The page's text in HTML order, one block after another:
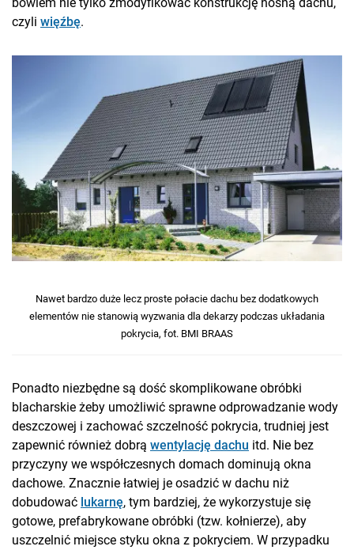
czyli więźbę.
Nawet bardzo duże lecz proste połacie dachu bez dodatkowych
elementów nie stanowią wyzwania dla dekarzy podczas układania
pokrycia, fot. BMI BRAAS
Ponadto niezbędne są dość skomplikowane obróbki
blacharskie żeby umożliwić sprawne odprowadzanie wody
deszczowej i zachować szczelność pokrycia, trudniej jest
zapewnić również dobrą wentylację dachu itd. Nie bez
przyczyny we współczesnych domach dominują okna
dachowe. Znacznie łatwiej je osadzić w dachu niż
dobudować lukarnę, tym bardziej, że wykorzystuje się
gotowe, prefabrykowane obróbki (tzw. kołnierze), aby
uszczelnić miejsce styku okna z pokryciem. W przypadku